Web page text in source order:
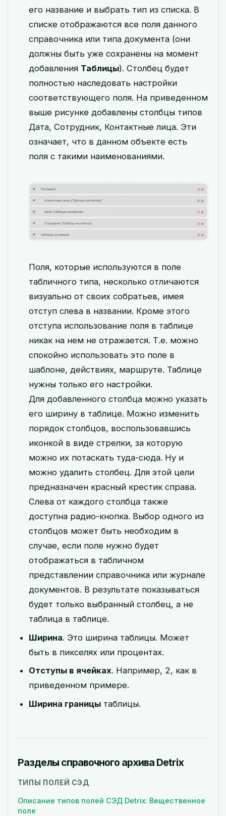
его название и выбрать тип из списка. В
списке отображаются все поля данного
справочника или типа документа (они
должны быть уже сохранены на момент
добавления Таблицы). Столбец будет
полностью наследовать настройки
соответствующего поля. На приведенном
выше рисунке добавлены столбцы типов
Дата, Сотрудник, Контактные лица. Эти
означает, что в данном объекте есть
поля с такими наименованиями.
Поля, которые используются в поле
табличного типа, несколько отличаются
визуально от своих собратьев, имея
отступ слева в названии. Кроме этого
отступа использование поля в таблице
никак на нем не отражается. Т.е. можно
спокойно использовать это поле в
шаблоне, действиях, маршруте. Таблице
нужны только его настройки.
Для добавленного столбца можно указать
его ширину в таблице. Можно изменить
порядок столбцов, воспользовавшись
иконкой в виде стрелки, за которую
можно их потаскать туда-сюда. Ну и
можно удалить столбец. Для этой цели
предназначен красный крестик справа.
Слева от каждого столбца также
доступна радио-кнопка. Выбор одного из
столбцов может быть необходим в
случае, если поле нужно будет
отображаться в табличном
представлении справочника или журнале
документов. В результате показываться
будет только выбранный столбец, а не
таблица в таблице.
Ширина. Это ширина таблицы. Может
быть в пикселях или процентах.
Отступы в ячейках. Например, 2, как в
приведенном примере.
Ширина границы таблицы.
Разделы справочного архива Detrix
ТИПЫ ПОЛЕЙ СЭД
Описание типов полей СЭД Detrix: Вещественное
поле